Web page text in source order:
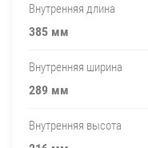
Внутренняя длина
385 мм
Внутренняя ширина
289 мм
Внутренняя высота